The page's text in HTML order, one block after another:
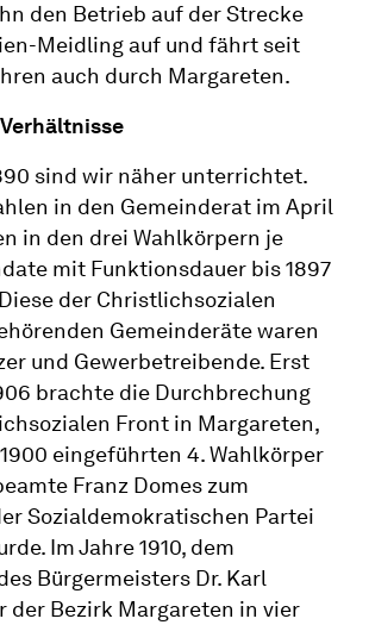
den Betrieb auf der Strecke
Meidling auf und fährt seit
auch durch Margareten.
sind wir näher unterrichtet.
in den Gemeinderat im April
in den drei Wahlkörpern je
mit Funktionsdauer bis 1897
der Christlichsozialen
Gemeinderäte waren
und Gewerbetreibende. Erst
brachte die Durchbrechung
Front in Margareten,
eingeführten 4. Wahlkörper
Franz Domes zum
Sozialdemokratischen Partei
Im Jahre 1910, dem
Bürgermeisters Dr. Karl
der Bezirk Margareten in vier